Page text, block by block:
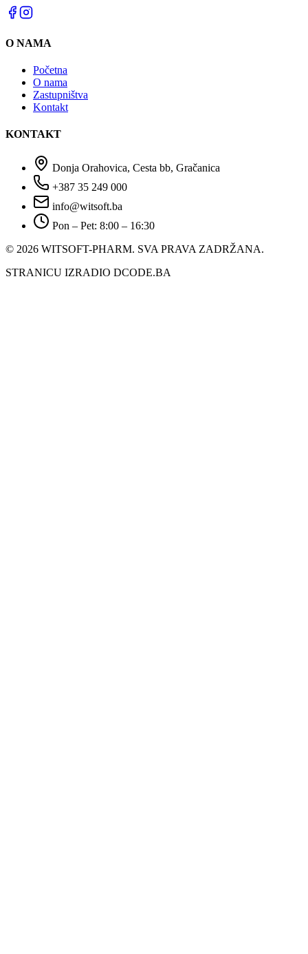
O NAMA
Početna
O nama
Zastupništva
Kontakt
KONTAKT
Donja Orahovica, Cesta bb, Gračanica
+387 35 249 000
info@witsoft.ba
Pon – Pet: 8:00 – 16:30
© 2026 WITSOFT-PHARM. SVA PRAVA ZADRŽANA.
STRANICU IZRADIO DCODE.BA